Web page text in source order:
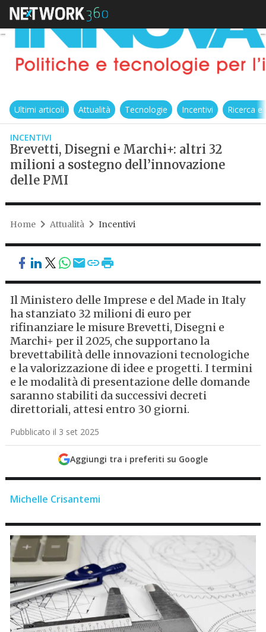
Ultimi articoli Attualità Tecnologie Incentivi Ricerca
INCENTIVI
Brevetti, Disegni e Marchi+: altri 32
milioni a sostegno dell’innovazione
delle PMI
Home Attualità Incentivi
Il Ministero delle Imprese e del Made in Italy
ha stanziato 32 milioni di euro per
rifinanziare le misure Brevetti, Disegni e
Marchi+ per il 2025, che supportano la
brevettabilità delle innovazioni tecnologiche
e la valorizzazione di idee e progetti. I termini
e le modalità di presentazione delle domande
saranno stabiliti da successivi decreti
direttoriali, attesi entro 30 giorni.
Pubblicato il 3 set 2025
Aggiungi tra i preferiti su Google
Michelle Crisantemi